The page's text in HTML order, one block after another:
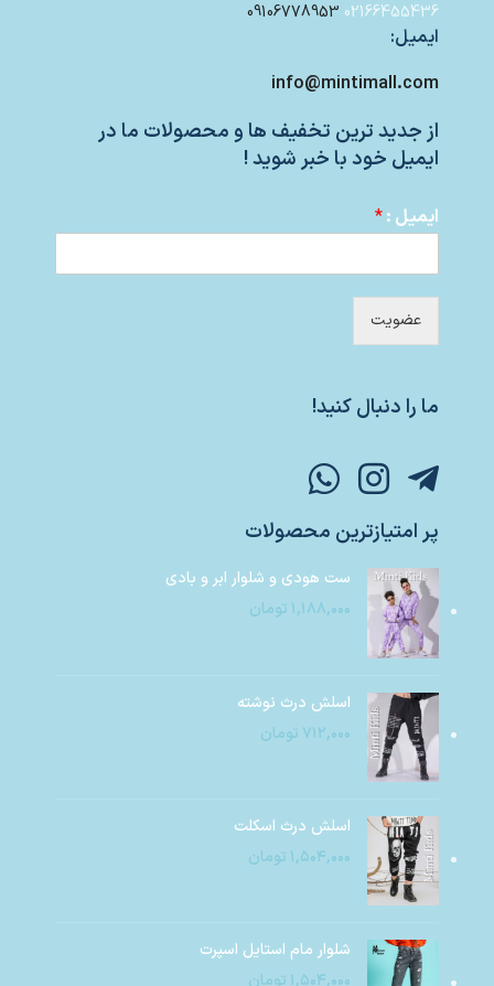
02166455436
09106778953
ایمیل:
info@mintimall.com
از جدید ترین تخفیف ها و محصولات ما در
ایمیل خود با خبر شوید !
ایمیل :*
عضویت
ما را دنبال کنید!
پر امتیازترین محصولات
ست هودی و شلوار ابر و بادی
۱,۱۸۸,۰۰۰ تومان
اسلش درث نوشته
۷۱۲,۰۰۰ تومان
اسلش درث اسکلت
۱,۵۰۴,۰۰۰ تومان
شلوار مام استایل اسپرت
۱,۵۰۴,۰۰۰ تومان